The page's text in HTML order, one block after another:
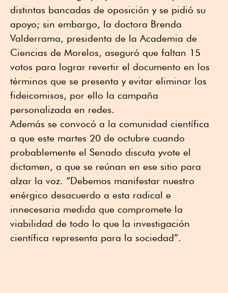
distintas bancadas de oposición y se pidió su
apoyo; sin embargo, la doctora Brenda
Valderrama, presidenta de la Academia de
Ciencias de Morelos, aseguró que faltan 15
votos para lograr revertir el documento en los
términos que se presenta y evitar eliminar los
fideicomisos, por ello la campaña
personalizada en redes.
Además se convocó a la comunidad científica
a que este martes 20 de octubre cuando
probablemente el Senado discuta yvote el
dictamen, a que se reúnan en ese sitio para
alzar la voz. “Debemos manifestar nuestro
enérgico desacuerdo a esta radical e
innecesaria medida que compromete la
viabilidad de todo lo que la investigación
científica representa para la sociedad”.